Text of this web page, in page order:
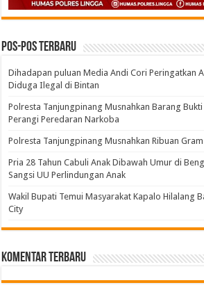
Pos-pos Terbaru
Dihadapan puluan Media Andi Cori Peringatkan
Diduga Ilegal di Bintan
Polresta Tanjungpinang Musnahkan Barang
Perangi Peredaran Narkoba
Polresta Tanjungpinang Musnahkan Ribuan
Pria 28 Tahun Cabuli Anak Dibawah Umur di
Sangsi UU Perlindungan Anak
Wakil Bupati Temui Masyarakat Kapalo Hilalang
City
Komentar Terbaru